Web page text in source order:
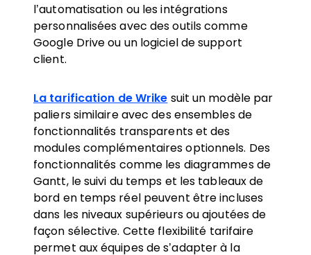
l’automatisation ou les intégrations
personnalisées avec des outils comme
Google Drive ou un logiciel de support
client.
La tarification de Wrike suit un modèle par
paliers similaire avec des ensembles de
fonctionnalités transparents et des
modules complémentaires optionnels. Des
fonctionnalités comme les diagrammes de
Gantt, le suivi du temps et les tableaux de
bord en temps réel peuvent être incluses
dans les niveaux supérieurs ou ajoutées de
façon sélective. Cette flexibilité tarifaire
permet aux équipes de s’adapter à la